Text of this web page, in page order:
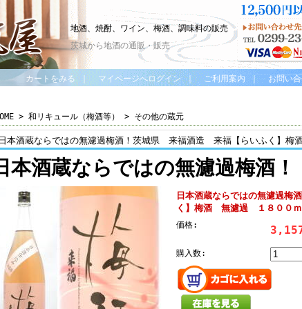
地酒、焼酎、ワイン、梅酒、調味料の販売
茨城から地酒の通販・販売
カートをみる｜ マイページへログイン｜ ご利用案内 ｜ お問い
> 和リキュール（梅酒等） > その他の蔵元
本酒蔵ならではの無濾過梅酒！茨城県 来福酒造 来福【らいふく】梅
本酒蔵ならではの無濾過梅酒！
日本酒蔵ならではの無濾過
く】梅酒 無濾過 １８００ｍ
価格:
購入数: